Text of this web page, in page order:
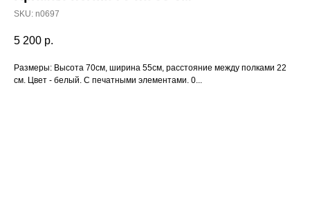
SKU: n0697
5 200 р.
Размеры: Высота 70см, ширина 55см, расстояние между полками 22
см. Цвет - белый. С печатными элементами. 0...